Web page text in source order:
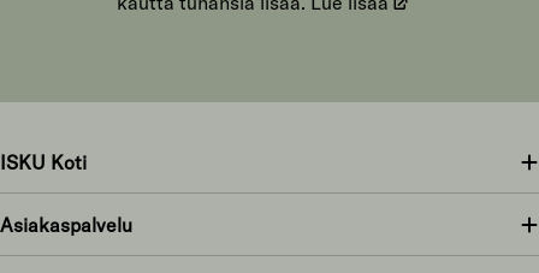
ISKU Koti
Asiakaspalvelu